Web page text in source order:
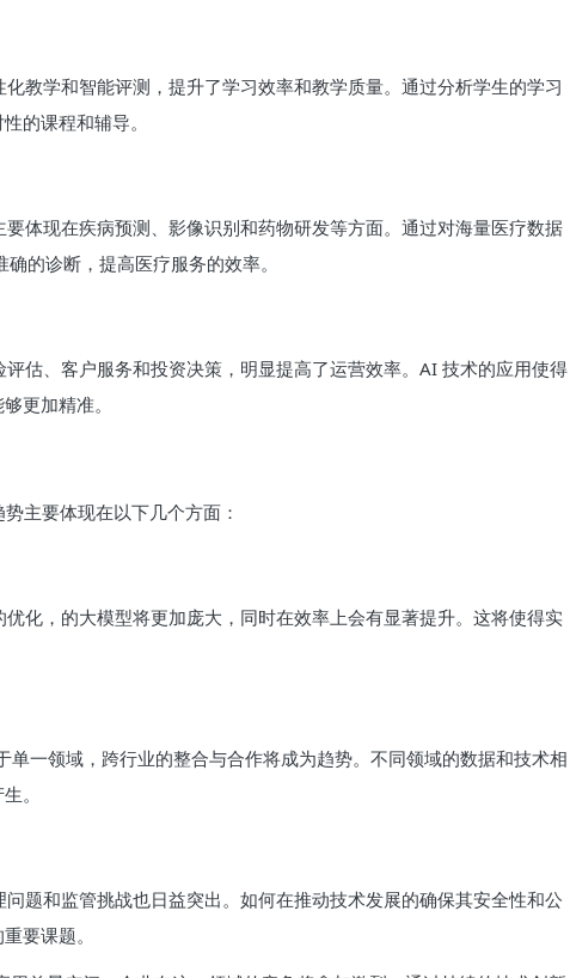
教学和智能评测，提升了学习效率和教学质量。通过分析学生的学习
的课程和辅导。
体现在疾病预测、影像识别和药物研发等方面。通过对海量医疗数据
的诊断，提高医疗服务的效率。
估、客户服务和投资决策，明显提高了运营效率。AI 技术的应用使得
更加精准。
主要体现在以下几个方面：
化，的大模型将更加庞大，同时在效率上会有显著提升。这将使得实
单一领域，跨行业的整合与合作将成为趋势。不同领域的数据和技术相
。
题和监管挑战也日益突出。如何在推动技术发展的确保其安全性和公
要课题。